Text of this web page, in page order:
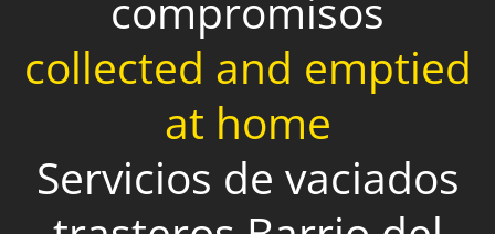
collected and emptied
at home
Servicios de vaciados